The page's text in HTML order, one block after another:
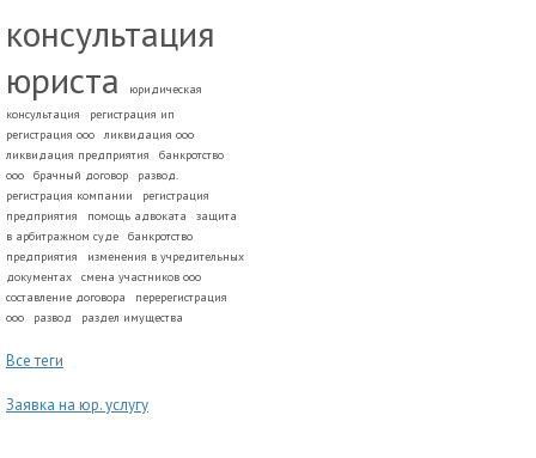
консультация
юриста
юридическая
консультация
регистрация ип
регистрация ооо
ликвидация ооо
ликвидация предприятия
банкротство
ооо
брачный договор
развод.
регистрация компании
регистрация
предприятия
помощь адвоката
защита
в арбитражном суде
банкротство
предприятия
изменения в учредительных
документах
смена участников ооо
составление договора
перерегистрация
ооо
развод раздел имущества
Все теги
Заявка на юр. услугу